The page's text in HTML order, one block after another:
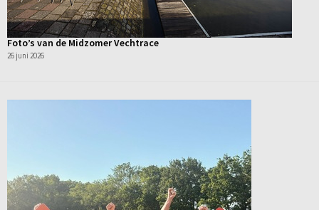
Foto’s van de Midzomer Vechtrace
26 juni 2026